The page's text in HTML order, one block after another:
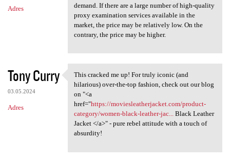
Adres
demand. If there are a large number of high-quality
proxy examination services available in the
market, the price may be relatively low. On the
contrary, the price may be higher.
Tony Curry
03.05.2024
Adres
This cracked me up! For
This cracked me up! For truly iconic (and
hilarious) over-the-top fashion, check out our blog
on "<a
href="https://moviesleatherjacket.com/product-
category/women-black-leather-jac...Black Leather
Jacket </a>" - pure rebel attitude with a touch of
absurdity!